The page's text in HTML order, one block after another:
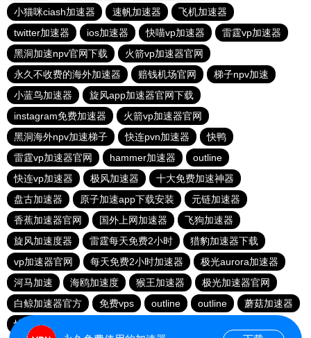
小猫咪ciash加速器
速帆加速器
飞机加速器
twitter加速器
ios加速器 快喵vp加速器
雷霆vp加速器
黑洞加速npv官网下载
火箭vp加速器官网
永久不收费的海外加速器
赔钱机场官网
梯子npv加速
小蓝鸟加速器
旋风app加速器官网下载
instagram免费加速器
火箭vp加速器官网
黑洞海外npv加速梯子
快连pvn加速器
快鸭
雷霆vp加速器官网
hammer加速器
outline
快连vp加速器
极风加速器
十大免费加速神器
盘古加速器
原子加速app下载安装
元链加速器
香蕉加速器官网
国外上网加速器
飞狗加速器
旋风加速度器
雷霆每天免费2小时
猎豹加速器下载
vp加速器官网
每天免费2小时加速器
极光aurora加速器
河马加速
海鸥加速度 猴王加速器
极光加速器官网
白鲸加速器官方
免费vps outline outline
蘑菇加速器
快联加速器